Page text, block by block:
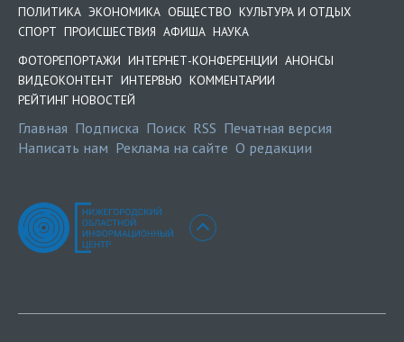
ПОЛИТИКА ЭКОНОМИКА ОБЩЕСТВО КУЛЬТУРА И ОТДЫХ
СПОРТ ПРОИСШЕСТВИЯ АФИША НАУКА
ФОТОРЕПОРТАЖИ ИНТЕРНЕТ-КОНФЕРЕНЦИИ АНОНСЫ
ВИДЕОКОНТЕНТ ИНТЕРВЬЮ КОММЕНТАРИИ
РЕЙТИНГ НОВОСТЕЙ
Главная Подписка Поиск RSS Печатная версия
Написать нам Реклама на сайте О редакции